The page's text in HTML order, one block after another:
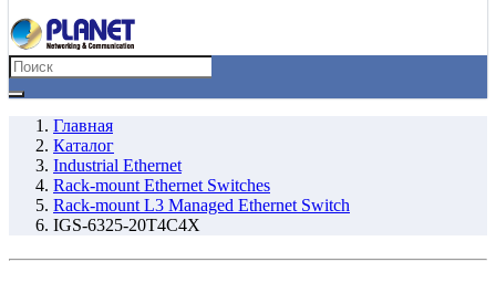
Главная
Каталог
Industrial Ethernet
Rack-mount Ethernet Switches
Rack-mount L3 Managed Ethernet Switch
IGS-6325-20T4C4X